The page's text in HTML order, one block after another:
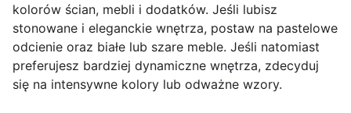
kolorów ścian, mebli i dodatków. Jeśli lubisz
stonowane i eleganckie wnętrza, postaw na pastelowe
odcienie oraz białe lub szare meble. Jeśli natomiast
preferujesz bardziej dynamiczne wnętrza, zdecyduj
się na intensywne kolory lub odważne wzory.